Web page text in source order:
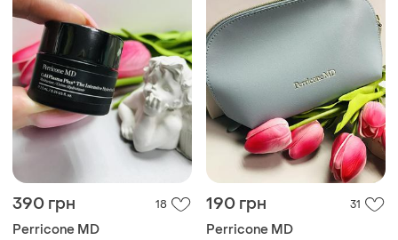
390 грн 18
Perricone MD
190 грн 31
Perricone MD